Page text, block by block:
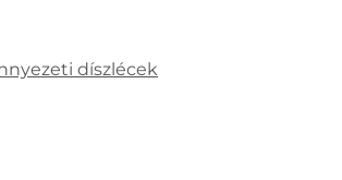
díszlécek